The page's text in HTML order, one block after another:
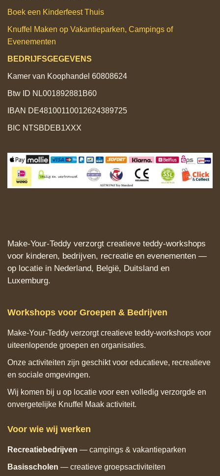
Boek een Kinderfeest Thuis
Knuffel Maken op Vakantieparken, Campings of
Evenementen
BEDRIJFSGEGEVENS
Kamer van Koophandel 60808624
Btw ID NL001892881B60
IBAN DE48100110012624389725
BIC NTSBDEB1XXX
Make‑Your‑Teddy verzorgt creatieve teddy‑workshops
voor kinderen, bedrijven, recreatie en evenementen —
op locatie in Nederland, België, Duitsland en
Luxemburg.
Workshops voor Groepen & Bedrijven
Make‑Your‑Teddy verzorgt creatieve teddy‑workshops voor
uiteenlopende groepen en organisaties.
Onze activiteiten zijn geschikt voor educatieve, recreatieve
en sociale omgevingen.
Wij komen bij u op locatie voor een volledig verzorgde en
onvergetelijke Knuffel Maak activiteit.
Voor wie wij werken
Recreatiebedrijven — campings & vakantieparken
Basisscholen — creatieve groepsactiviteiten